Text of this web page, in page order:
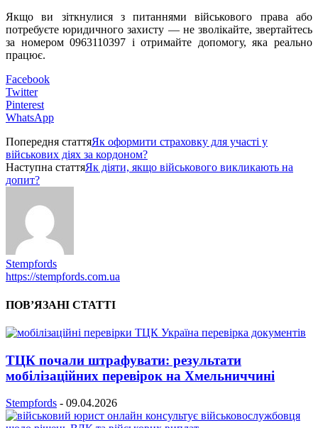
Якщо ви зіткнулися з питаннями військового права або
потребуєте юридичного захисту — не зволікайте, звертайтесь
за номером 0963110397 і отримайте допомогу, яка реально
працює.
Facebook
Twitter
Pinterest
WhatsApp
Попередня статтяЯк оформити страховку для участі у
військових діях за кордоном?
Наступна статтяЯк діяти, якщо військового викликають на
допит?
Stempfords
https://stempfords.com.ua
ПОВ’ЯЗАНІ СТАТТІ
ТЦК почали штрафувати: результати
мобілізаційних перевірок на Хмельниччині
Stempfords - 09.04.2026